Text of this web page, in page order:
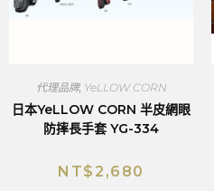
代理品牌, YeLLOW CORN
日本YeLLOW CORN 半皮網眼
防摔長手套 YG-334
NT$ 2,680